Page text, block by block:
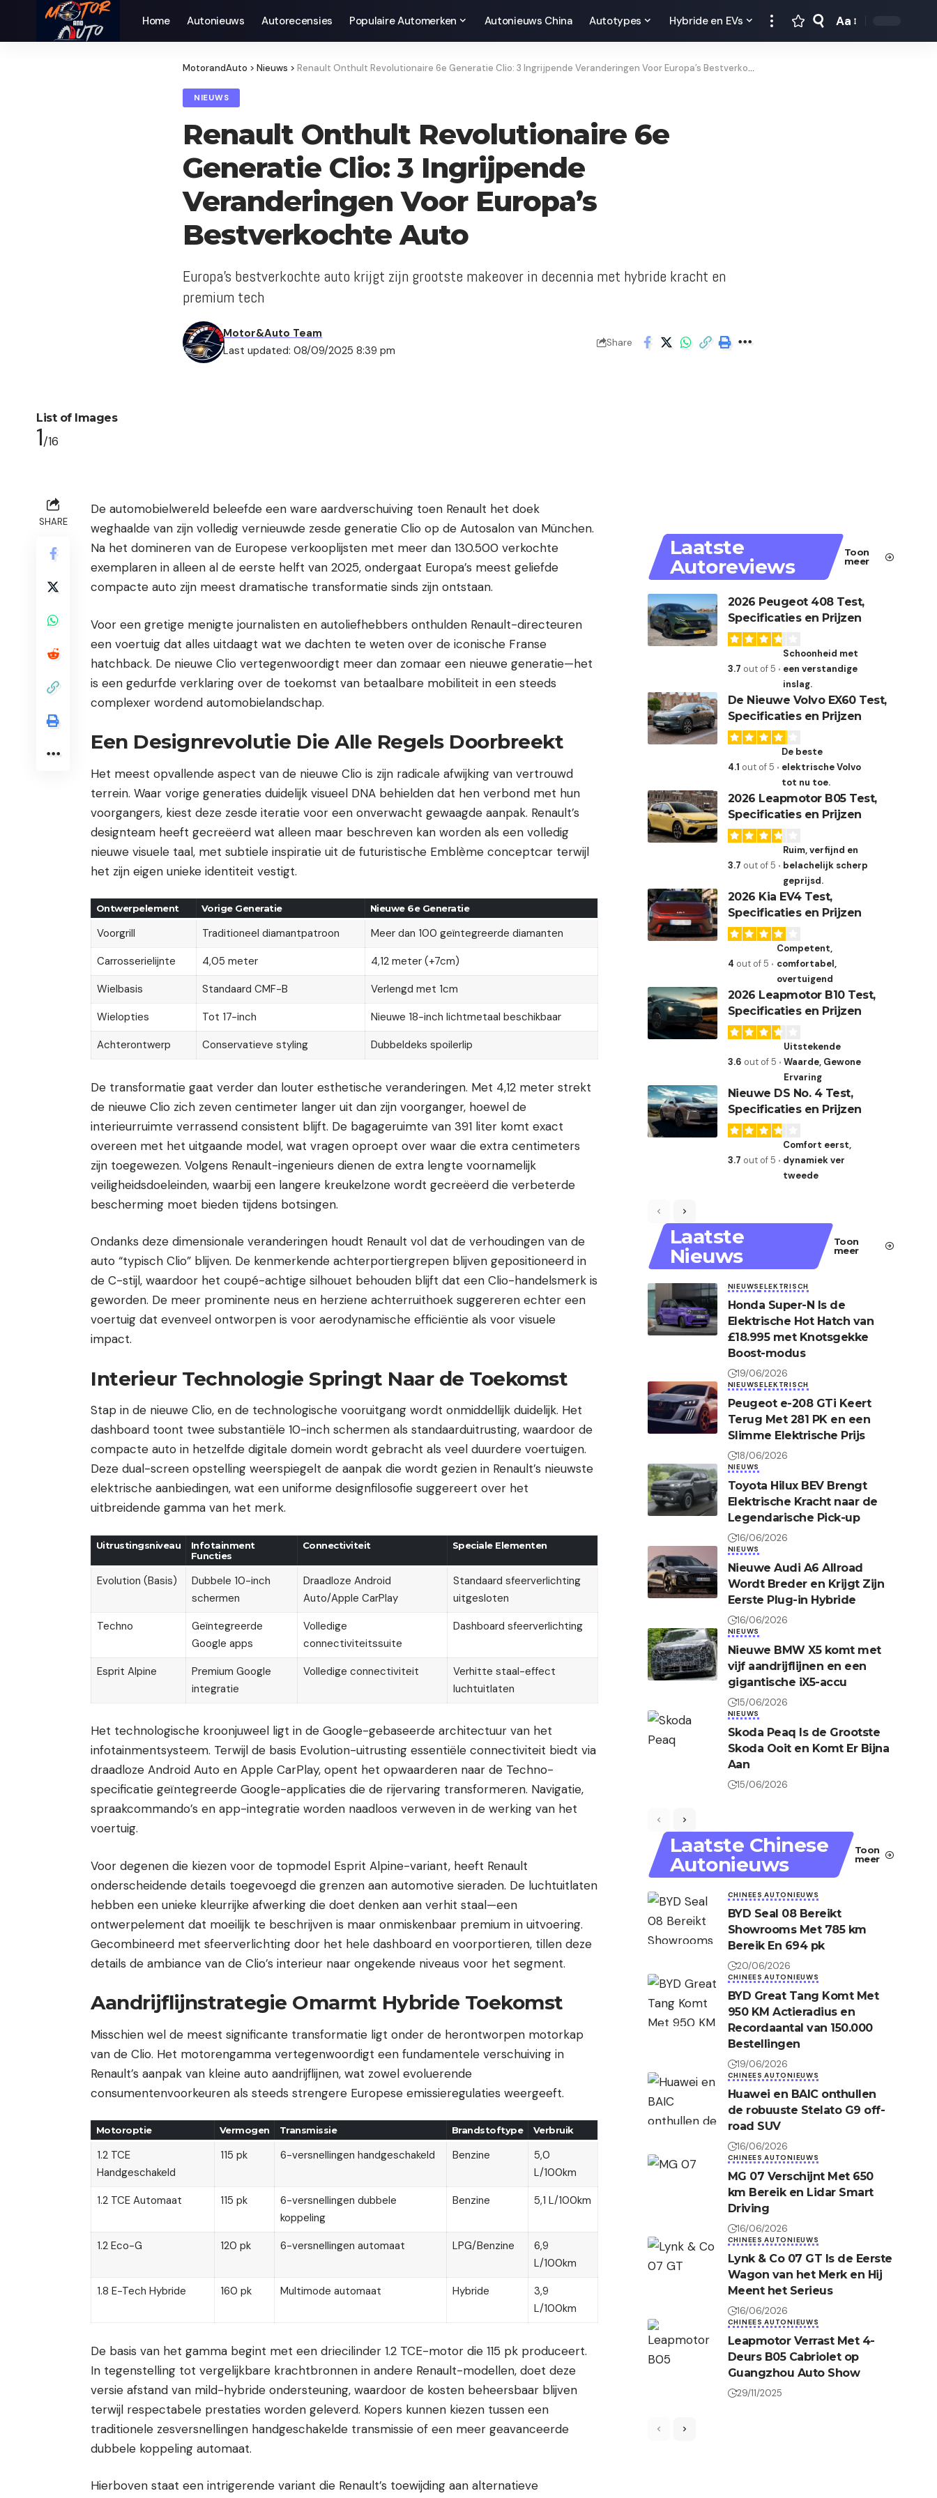
Home Autonieuws Auto­recensies Populaire Automerken Autonieuws China Autotypes Hybride en EVs Aa
MotorandAuto > Nieuws > Renault Onthult Revolutionaire 6e Generatie Clio: 3 Ingrijpende Veranderingen Voor Europa’s Bestverkochte Auto
NIEUWS
Renault Onthult Revolutionaire 6e
Generatie Clio: 3 Ingrijpende
Veranderingen Voor Europa’s
Bestverkochte Auto
Europa's bestverkochte auto krijgt zijn grootste makeover in decennia met hybride kracht en
premium tech
Last updated: 08/09/2025 8:39 pm
Motor&Auto Team
Share
List of Images
1/16
SHARE
De automobielwereld beleefde een ware aardverschuiving toen Renault het doek
weghaalde van zijn volledig vernieuwde zesde generatie Clio op de Autosalon van München.
Na het domineren van de Europese verkooplijsten met meer dan 130.500 verkochte
exemplaren in alleen al de eerste helft van 2025, ondergaat Europa’s meest geliefde
compacte auto zijn meest dramatische transformatie sinds zijn ontstaan.
Voor een gretige menigte journalisten en autoliefhebbers onthulden Renault-directeuren
een voertuig dat alles uitdaagt wat we dachten te weten over de iconische Franse
hatchback. De nieuwe Clio vertegenwoordigt meer dan zomaar een nieuwe generatie—het
is een gedurfde verklaring over de toekomst van betaalbare mobiliteit in een steeds
complexer wordend automobielandschap.
Een Designrevolutie Die Alle Regels Doorbreekt
Het meest opvallende aspect van de nieuwe Clio is zijn radicale afwijking van vertrouwd
terrein. Waar vorige generaties duidelijk visueel DNA behielden dat hen verbond met hun
voorgangers, kiest deze zesde iteratie voor een onverwacht gewaagde aanpak. Renault’s
designteam heeft gecreëerd wat alleen maar beschreven kan worden als een volledig
nieuwe visuele taal, met subtiele inspiratie uit de futuristische Emblème conceptcar terwijl
het zijn eigen unieke identiteit vestigt.
Ontwerpelement Vorige Generatie Nieuwe 6e Generatie
Voorgrill Traditioneel diamantpatroon
Meer dan 100 geïntegreerde diamanten
Carrosserielijnte
4,05 meter
4,12 meter (+7cm)
Wielbasis
Standaard CMF-B
Verlengd met 1cm
Wielopties
Tot 17-inch
Nieuwe 18-inch lichtmetaal beschikbaar
Achterontwerp
Conservatieve styling Dubbeldeks spoilerlip
De transformatie gaat verder dan louter esthetische veranderingen. Met 4,12 meter strekt
de nieuwe Clio zich zeven centimeter langer uit dan zijn voorganger, hoewel de
interieurruimte verrassend consistent blijft. De bagageruimte van 391 liter komt exact
overeen met het uitgaande model, wat vragen oproept over waar die extra centimeters
zijn toegewezen. Volgens Renault-ingenieurs dienen de extra lengte voornamelijk
veiligheidsdoeleinden, waarbij een langere kreukelzone wordt gecreëerd die verbeterde
bescherming moet bieden tijdens botsingen.
Ondanks deze dimensionale veranderingen houdt Renault vol dat de verhoudingen van de
auto “typisch Clio” blijven. De kenmerkende achterportiergrepen blijven gepositioneerd in
de C-stijl, waardoor het coupé-achtige silhouet behouden blijft dat een Clio-handelsmerk is
geworden. De meer prominente neus en herziene achterruithoek suggereren echter een
voertuig dat evenveel ontworpen is voor aerodynamische efficiëntie als voor visuele
impact.
Interieur Technologie Springt Naar de Toekomst
Stap in de nieuwe Clio, en de technologische vooruitgang wordt onmiddellijk duidelijk. Het
dashboard toont twee substantiële 10-inch schermen als standaarduitrusting, waardoor de
compacte auto in hetzelfde digitale domein wordt gebracht als veel duurdere voertuigen.
Deze dual-screen opstelling weerspiegelt de aanpak die wordt gezien in Renault’s nieuwste
elektrische aanbiedingen, wat een uniforme designfilosofie suggereert over het
uitbreidende gamma van het merk.
Uitrustingsniveau
Infotainment
Functies
Connectiviteit Speciale Elementen
Evolution (Basis)
Dubbele 10-inch
schermen
Draadloze Android
Auto/Apple CarPlay
Standaard sfeerverlichting
uitgesloten
Techno
Geïntegreerde
Google apps
Volledige
connectiviteitssuite
Dashboard sfeerverlichting
Esprit Alpine
Premium Google
integratie
Volledige connectiviteit
Verhitte staal-effect
luchtuitlaten
Het technologische kroonjuweel ligt in de Google-gebaseerde architectuur van het
infotainmentsysteem. Terwijl de basis Evolution-uitrusting essentiële connectiviteit biedt via
draadloze Android Auto en Apple CarPlay, opent het opwaarderen naar de Techno-
specificatie geïntegreerde Google-applicaties die de rijervaring transformeren. Navigatie,
spraakcommando’s en app-integratie worden naadloos verweven in de werking van het
voertuig.
Voor degenen die kiezen voor de topmodel Esprit Alpine-variant, heeft Renault
onderscheidende details toegevoegd die grenzen aan automotive sieraden. De luchtuitlaten
hebben een unieke kleurrijke afwerking die doet denken aan verhit staal—een
ontwerpelement dat moeilijk te beschrijven is maar onmiskenbaar premium in uitvoering.
Gecombineerd met sfeerverlichting door het hele dashboard en voorportieren, tillen deze
details de ambiance van de Clio’s interieur naar ongekende niveaus voor het segment.
Aandrijflijnstrategie Omarmt Hybride Toekomst
Misschien wel de meest significante transformatie ligt onder de herontworpen motorkap
van de Clio. Het motorengamma vertegenwoordigt een fundamentele verschuiving in
Renault’s aanpak van kleine auto aandrijflijnen, wat zowel evoluerende
consumentenvoorkeuren als steeds strengere Europese emissieregulaties weergeeft.
Motoroptie Vermogen Transmissie Brandstoftype Verbruik
1.2 TCE
Handgeschakeld
115 pk 6-versnellingen handgeschakeld Benzine
5,0
L/100km
1.2 TCE Automaat
115 pk
6-versnellingen dubbele
koppeling
Benzine 5,1 L/100km
1.2 Eco-G 120 pk 6-versnellingen automaat LPG/Benzine
6,9
L/100km
1.8 E-Tech Hybride
160 pk Multimode automaat Hybride
3,9
L/100km
De basis van het gamma begint met een driecilinder 1.2 TCE-motor die 115 pk produceert.
In tegenstelling tot vergelijkbare krachtbronnen in andere Renault-modellen, doet deze
versie afstand van mild-hybride ondersteuning, waardoor de kosten beheersbaar blijven
terwijl respectabele prestaties worden geleverd. Kopers kunnen kiezen tussen een
traditionele zesversnellingen handgeschakelde transmissie of een meer geavanceerde
dubbele koppeling automaat.
Hierboven staat een intrigerende variant die Renault’s toewijding aan alternatieve
Laatste
Autoreviews
Toon
meer
2026 Peugeot 408 Test,
Specificaties en Prijzen
3.7 out of 5
Schoonheid met
een verstandige
inslag.
De Nieuwe Volvo EX60 Test,
Specificaties en Prijzen
4.1 out of 5
De beste
elektrische Volvo
tot nu toe.
2026 Leapmotor B05 Test,
Specificaties en Prijzen
3.7 out of 5
Ruim, verfijnd en
belachelijk scherp
geprijsd.
2026 Kia EV4 Test,
Specificaties en Prijzen
4 out of 5
Competent,
comfortabel,
overtuigend
2026 Leapmotor B10 Test,
Specificaties en Prijzen
3.6 out of 5
Uitstekende
Waarde, Gewone
Ervaring
Nieuwe DS No. 4 Test,
Specificaties en Prijzen
3.7 out of 5
Comfort eerst,
dynamiek ver
tweede
Laatste
Nieuws
Toon
meer
NIEUWSELEKTRISCH
Honda Super-N Is de
Elektrische Hot Hatch van
£18.995 met Knotsgekke
Boost-modus
19/06/2026
NIEUWSELEKTRISCH
Peugeot e-208 GTi Keert
Terug Met 281 PK en een
Slimme Elektrische Prijs
18/06/2026
NIEUWS
Toyota Hilux BEV Brengt
Elektrische Kracht naar de
Legendarische Pick-up
16/06/2026
NIEUWS
Nieuwe Audi A6 Allroad
Wordt Breder en Krijgt Zijn
Eerste Plug-in Hybride
16/06/2026
NIEUWS
Nieuwe BMW X5 komt met
vijf aandrijflijnen en een
gigantische iX5-accu
15/06/2026
NIEUWS
Skoda Peaq Is de Grootste
Skoda Ooit en Komt Er Bijna
Aan
15/06/2026
Laatste Chinese
Autonieuws
Toon
meer
CHINEES AUTONIEUWS
BYD Seal 08 Bereikt
Showrooms Met 785 km
Bereik En 694 pk
20/06/2026
CHINEES AUTONIEUWS
BYD Great Tang Komt Met
950 KM Actieradius en
Recordaantal van 150.000
Bestellingen
19/06/2026
CHINEES AUTONIEUWS
Huawei en BAIC onthullen
de robuuste Stelato G9 off-
road SUV
16/06/2026
CHINEES AUTONIEUWS
MG 07 Verschijnt Met 650
km Bereik en Lidar Smart
Driving
16/06/2026
CHINEES AUTONIEUWS
Lynk & Co 07 GT Is de Eerste
Wagon van het Merk en Hij
Meent het Serieus
16/06/2026
CHINEES AUTONIEUWS
Leapmotor Verrast Met 4-
Deurs B05 Cabriolet op
Guangzhou Auto Show
29/11/2025